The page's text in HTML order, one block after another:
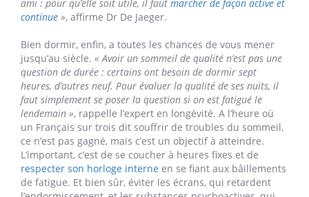
Sans surprise, l’exerce physique est aussi crucial pour ne
pas vieillir trop vite, le plus utile étant la musculation et
le cardio, dixit le spécialiste.
« Une des conséquences de
l’âge est la perte régulière et continue de la masse
musculaire, alors même que celle-ci est un facteur de
prévention de la santé. Il faut donc l’entretenir. Le travail du
cardio, de son côté, permet de renforcer le cœur, les poumons
et le cerveau. »Mais votre session d'endurance doit
respecter certaines règles : démarrer doucement, selon
vos capacités, quitte à consulter un médecin en cas de
doute, et surtout faire l’exercice sans interruption. « La
marche est excellente pour bien vieillir, mais c’est un faux
ami : pour qu’elle soit utile, il fautmarcher de façon active et
continue», affirme Dr De Jaeger.